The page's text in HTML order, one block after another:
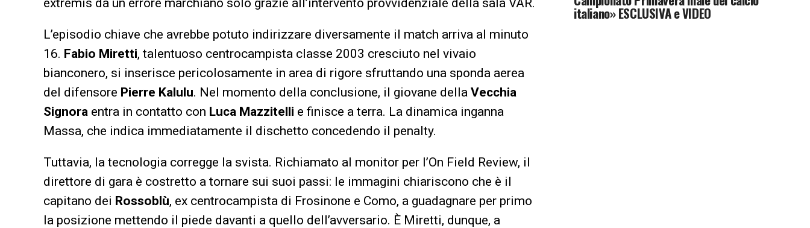
extremis da un errore marchiano solo grazie all’intervento provvidenziale della sala VAR.
L’episodio chiave che avrebbe potuto indirizzare diversamente il match arriva al minuto
16. Fabio Miretti, talentuoso centrocampista classe 2003 cresciuto nel vivaio
bianconero, si inserisce pericolosamente in area di rigore sfruttando una sponda aerea
del difensore Pierre Kalulu. Nel momento della conclusione, il giovane della Vecchia
Signora entra in contatto con Luca Mazzitelli e finisce a terra. La dinamica inganna
Massa, che indica immediatamente il dischetto concedendo il penalty.
Tuttavia, la tecnologia corregge la svista. Richiamato al monitor per l’On Field Review, il
direttore di gara è costretto a tornare sui suoi passi: le immagini chiariscono che è il
capitano dei Rossoblù, ex centrocampista di Frosinone e Como, a guadagnare per primo
la posizione mettendo il piede davanti a quello dell’avversario. È Miretti, dunque, a
italiano» ESCLUSIVA e VIDEO